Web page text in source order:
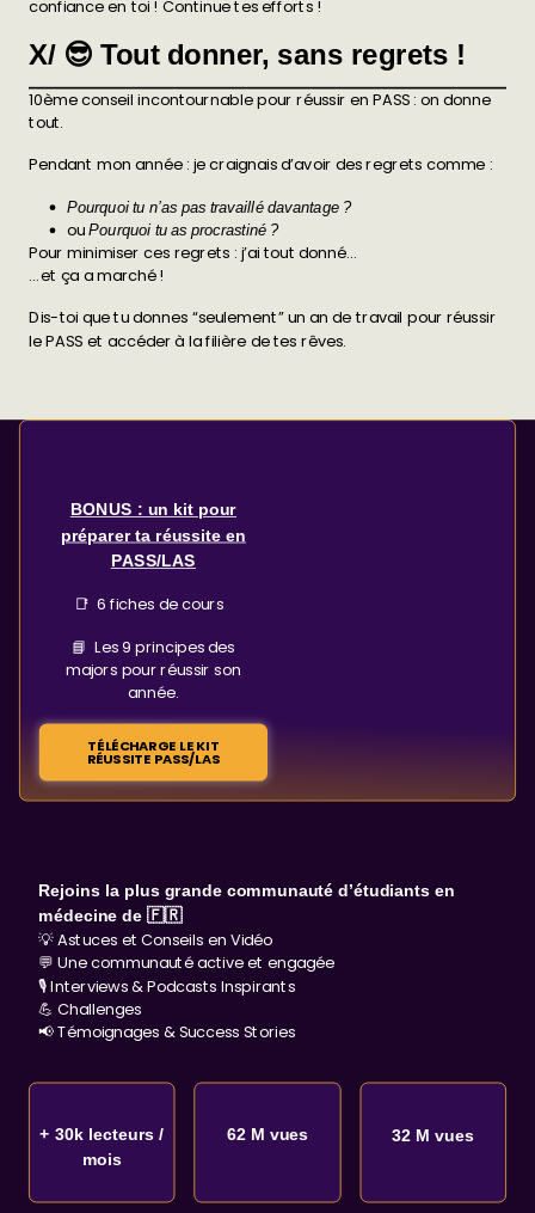
confiance en toi ! Continue tes efforts !
X/ 😎 Tout donner, sans regrets !
10ème conseil incontournable pour réussir en PASS : on donne
tout.
Pendant mon année : je craignais d’avoir des regrets comme :
Pourquoi tu n’as pas travaillé davantage ?
ouPourquoi tu as procrastiné ?
Pour minimiser ces regrets : j’ai tout donné…
… et ça a marché !
Dis-toi que tu donnes “seulement” un an de travail pour réussir
le PASS et accéder à la filière de tes rêves.
BONUS : un kit pour
préparer ta réussite en
PASS/LAS
📑 6 fiches de cours
📘 Les 9 principes des
majors pour réussir son
année.
TÉLÉCHARGE LE KIT
RÉUSSITE PASS/LAS
Rejoins la plus grande communauté d’étudiants en
médecine de 🇫🇷
💡 Astuces et Conseils en Vidéo
💬 Une communauté active et engagée
🎙️ Interviews & Podcasts Inspirants
💪 Challenges
📢 Témoignages & Success Stories
+ 30k lecteurs /
mois
62 M vues 32 M vues